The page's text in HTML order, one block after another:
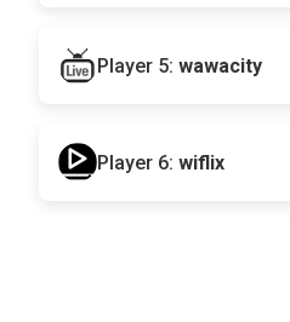
Player 5: wawacity
Player 6: wiflix